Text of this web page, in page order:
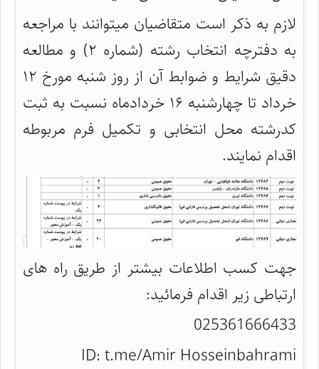
لازم به ذکر است متقاضیان میتوانند با مراجعه
به دفترچه انتخاب رشته (شماره ۲) و مطالعه
دقیق شرایط و ضوابط آن از روز شنبه مورخ ۱۲
خرداد تا چهارشنبه ۱۶ خردادماه نسبت به ثبت
کدرشته محل انتخابی و تکمیل فرم مربوطه
اقدام نمایند.
جهت کسب اطلاعات بیشتر از طریق راه های
ارتباطی زیر اقدام فرمائید:
025361666433
ID: t.me/Amir Hosseinbahrami